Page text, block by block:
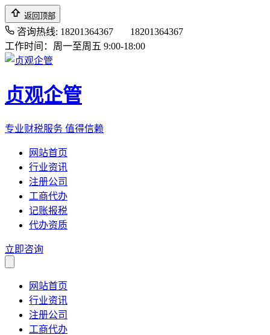
返回顶部
咨询热线: 18201364367
18201364367
工作时间：周一至周五 9:00-18:00
贞观企管
专业财税服务 值得信赖
网站首页
行业资讯
注册公司
工商代办
记账报税
代办资质
立即咨询
网站首页
行业资讯
注册公司
工商代办